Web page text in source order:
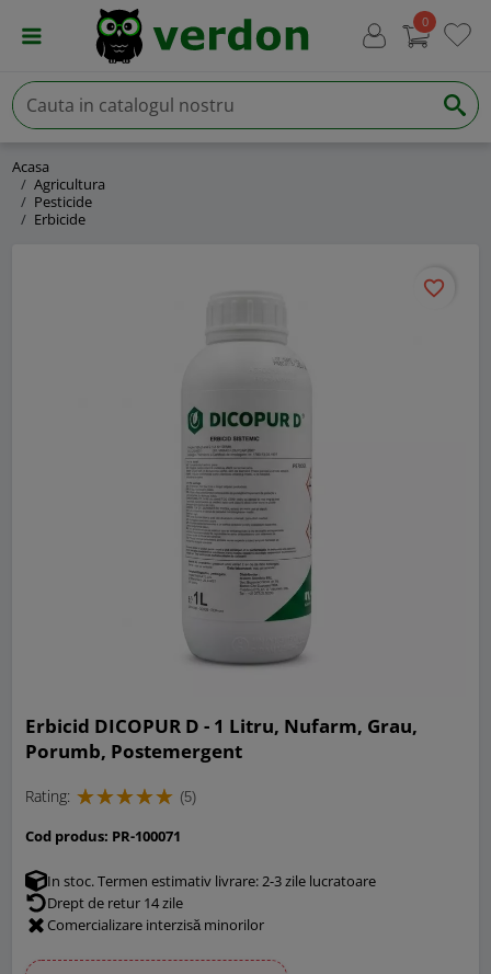
0
Acasa
Agricultura
Pesticide
Erbicide
favorite_border
Erbicid DICOPUR D - 1 Litru, Nufarm, Grau,
Porumb, Postemergent
Rating: (5)
Cod produs: PR-100071
In stoc. Termen estimativ livrare: 2-3 zile lucratoare
Drept de retur 14 zile
Comercializare interzisă minorilor